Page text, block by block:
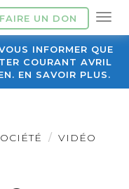
FAIRE UN DON
INFORMER QUE
COURANT AVRIL
EN SAVOIR PLUS.
VIDÉO